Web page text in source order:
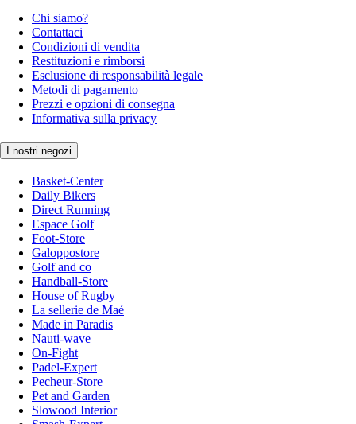
Chi siamo?
Contattaci
Condizioni di vendita
Restituzioni e rimborsi
Esclusione di responsabilità legale
Metodi di pagamento
Prezzi e opzioni di consegna
Informativa sulla privacy
I nostri negozi
Basket-Center
Daily Bikers
Direct Running
Espace Golf
Foot-Store
Galoppostore
Golf and co
Handball-Store
House of Rugby
La sellerie de Maé
Made in Paradis
Nauti-wave
On-Fight
Padel-Expert
Pecheur-Store
Pet and Garden
Slowood Interior